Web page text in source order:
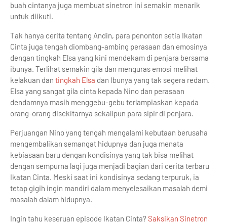
buah cintanya juga membuat sinetron ini semakin menarik
untuk diikuti.
Tak hanya cerita tentang Andin, para penonton setia Ikatan
Cinta juga tengah diombang-ambing perasaan dan emosinya
dengan tingkah Elsa yang kini mendekam di penjara bersama
ibunya. Terlihat semakin gila dan menguras emosi melihat
kelakuan dan tingkah Elsa dan Ibunya yang tak segera redam.
Elsa yang sangat gila cinta kepada Nino dan perasaan
dendamnya masih menggebu-gebu terlampiaskan kepada
orang-orang disekitarnya sekalipun para sipir di penjara.
Perjuangan Nino yang tengah mengalami kebutaan berusaha
mengembalikan semangat hidupnya dan juga menata
kebiasaan baru dengan kondisinya yang tak bisa melihat
dengan sempurna lagi juga menjadi bagian dari cerita terbaru
Ikatan Cinta. Meski saat ini kondisinya sedang terpuruk, ia
tetap gigih ingin mandiri dalam menyelesaikan masalah demi
masalah dalam hidupnya.
Ingin tahu keseruan episode Ikatan Cinta?Saksikan Sinetron